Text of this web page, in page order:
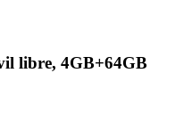
libre, 4GB+64GB